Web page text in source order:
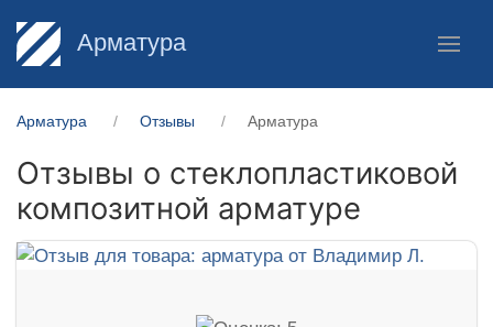
Арматура
Арматура Отзывы Арматура
Отзывы о стеклопластиковой
композитной арматуре